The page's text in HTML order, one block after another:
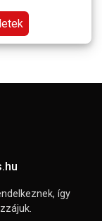
így